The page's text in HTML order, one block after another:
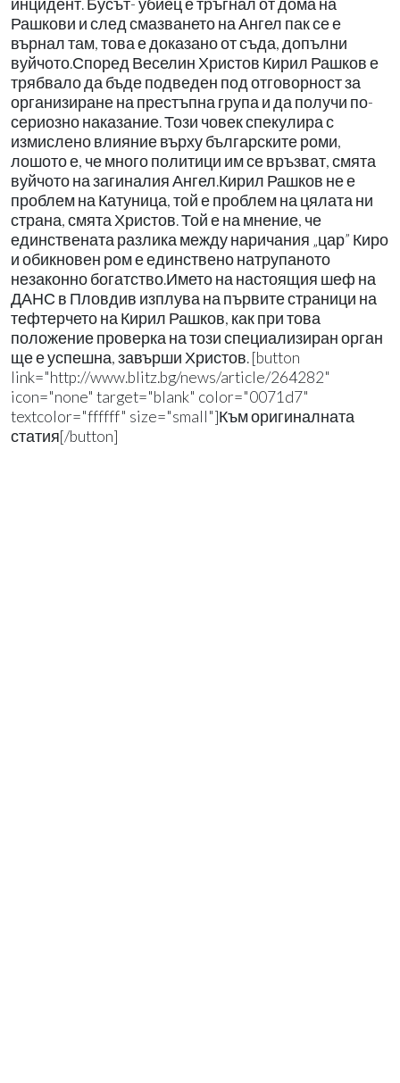
Рашкови и след смазването на Ангел пак се е
върнал там, това е доказано от съда, допълни
вуйчото.Според Веселин Христов Кирил Рашков е
трябвало да бъде подведен под отговорност за
организиране на престъпна група и да получи по-
сериозно наказание. Този човек спекулира с
измислено влияние върху българските роми,
лошото е, че много политици им се връзват, смята
вуйчото на загиналия Ангел.Кирил Рашков не е
проблем на Катуница, той е проблем на цялата ни
страна, смята Христов. Той е на мнение, че
единствената разлика между наричания „цар” Киро
и обикновен ром е единствено натрупаното
незаконно богатство.Името на настоящия шеф на
ДАНС в Пловдив изплува на първите страници на
тефтерчето на Кирил Рашков, как при това
положение проверка на този специализиран орган
ще е успешна, завърши Христов. [button
link="http://www.blitz.bg/news/article/264282"
icon="none" target="blank" color="0071d7"
textcolor="ffffff" size="small"]Към оригиналната
статия[/button]